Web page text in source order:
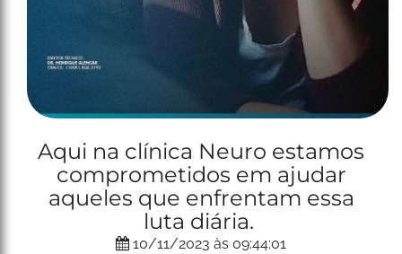
Aqui na clínica Neuro estamos
comprometidos em ajudar
aqueles que enfrentam essa
luta diária.
10/11/2023 às 09:44:01